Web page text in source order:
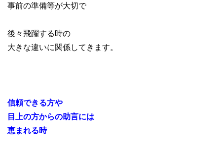
事前の準備等が大切で
後々飛躍する時の
大きな違いに関係してきます。
信頼できる方や
目上の方からの助言には
恵まれる時